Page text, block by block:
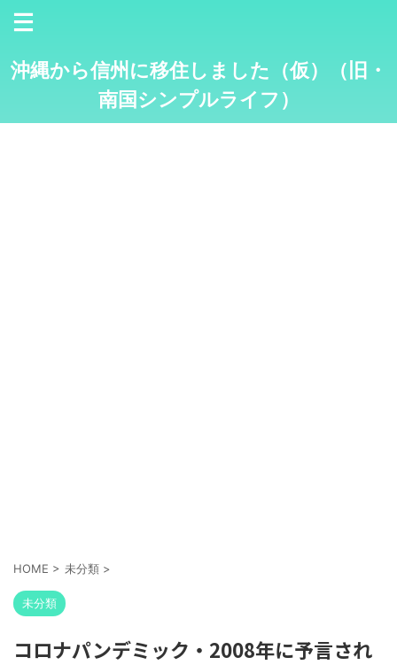
沖縄から信州に移住しました（仮）（旧・
南国シンプルライフ）
HOME > 未分類 >
未分類
コロナパンデミック・2008年に予言され